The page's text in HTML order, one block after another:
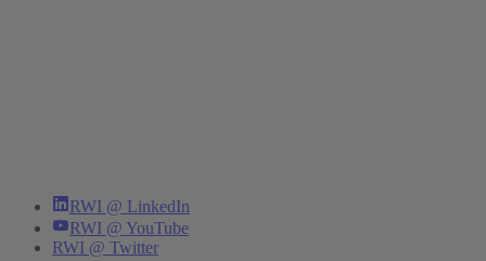
RWI @ LinkedIn
RWI @ YouTube
RWI @ Twitter